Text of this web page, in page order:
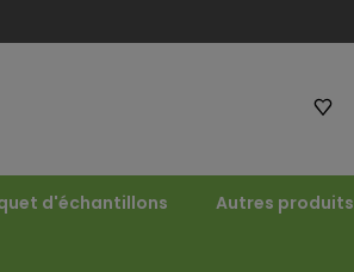
d'échantillons Autres produits